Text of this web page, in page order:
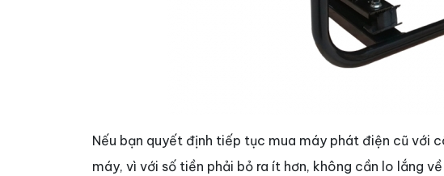
Nếu bạn quyết định tiếp tục mua máy phát điện cũ với
máy, vì với số tiền phải bỏ ra ít hơn, không cần lo lắng